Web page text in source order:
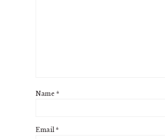
Name*
Email*